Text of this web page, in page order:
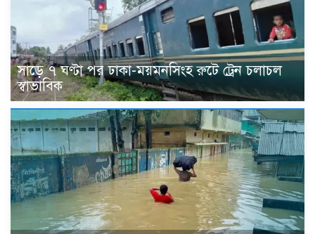
সাড়ে ৭ ঘণ্টা পর ঢাকা-ময়মনসিংহ রুটে ট্রেন চলাচল
স্বাভাবিক